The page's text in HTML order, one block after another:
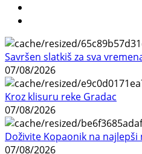
Savršen slatkiš za sva
07/08/2026
Kroz klisuru reke Gradac
07/08/2026
Doživite Kopaonik na
07/08/2026